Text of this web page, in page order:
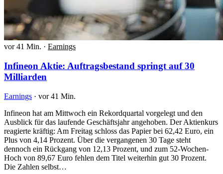
vor 41 Min. · Earnings
Infineon Aktie: Auftragsbestand springt auf 30
Milliarden
Earnings · vor 41 Min.
Infineon hat am Mittwoch ein Rekordquartal vorgelegt und den
Ausblick für das laufende Geschäftsjahr angehoben. Der Aktienkurs
reagierte kräftig: Am Freitag schloss das Papier bei 62,42 Euro, ein
Plus von 4,14 Prozent. Über die vergangenen 30 Tage steht
dennoch ein Rückgang von 12,13 Prozent, und zum 52-Wochen-
Hoch von 89,67 Euro fehlen dem Titel weiterhin gut 30 Prozent.
Die Zahlen selbst…